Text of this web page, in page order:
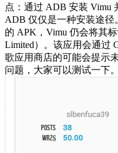
点：通过 ADB 安装 Vimu
ADB 仅仅是一种安装途
的 APK，Vimu 仍会将其
Limited）。该应用会通过
歌应用商店的可能会提示
问题，大家可以测试一下。